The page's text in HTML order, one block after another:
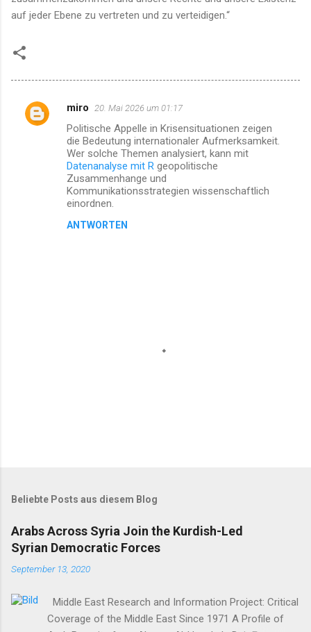
auf jeder Ebene zu vertreten und zu verteidigen.“
K
miro 20. Mai 2026 um 01:17
Politische Appelle in Krisensituationen zeigen
die Bedeutung internationaler Aufmerksamkeit.
Wer solche Themen analysiert, kann mit
Datenanalyse mit R geopolitische
Zusammenhange und
Kommunikationsstrategien wissenschaftlich
einordnen.
ANTWORTEN
m
t
a
v
r
Beliebte Posts aus diesem Blog
Arabs Across Syria Join the Kurdish-Led
Syrian Democratic Forces
September 13, 2020
Middle East Research and Information Project: Critical
Coverage of the Middle East Since 1971 A Profile of